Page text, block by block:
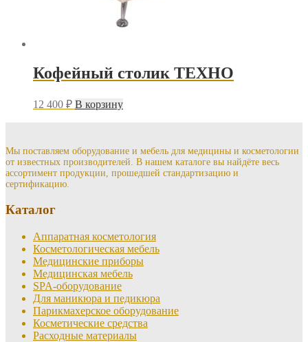
Кофейный столик ТЕХНО
12 400 ₽ В корзину
Мы поставляем оборудование и мебель для медицины и косметологии
от известных производителей. В нашем каталоге вы найдёте весь
ассортимент продукции, прошедшей стандартизацию и
сертификацию.
Каталог
Аппаратная косметология
Косметологическая мебель
Медицинские приборы
Медицинская мебель
SPA-оборудование
Для маникюра и педикюра
Парикмахерское оборудование
Косметические средства
Расходные материалы